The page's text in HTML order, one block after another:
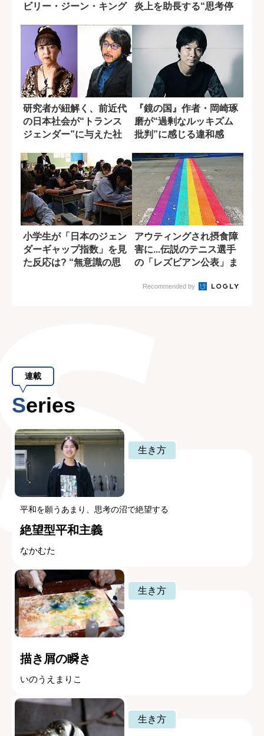
ビリー・ジーン・キング
炎上を助長する“思考停
研究者が紐解く、前近代
の日本社会が“トランス
ジェンダー”に与えた社
『鏡の国』作者・岡崎琢
磨が“過剰なルッキズム
批判”に感じる違和感
小学生が「日本のジェン
ダーギャップ指数」を見
た反応は? “無意識の思
アウティングされ摂食障
害に...伝説のテニス選手
の「レズビアン公表」ま
Recommended by
連載
Series
生き方
平和を願うあまり、思考の沼で絶望する
絶望型平和主義
なかむた
生き方
描き屑の瞬き
いのうえまりこ
生き方